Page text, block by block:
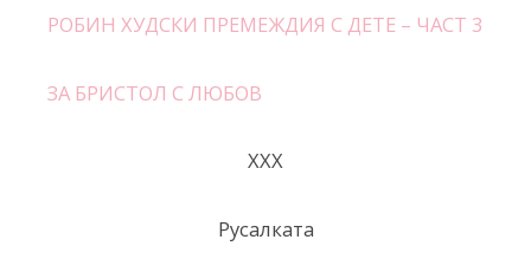
РОБИН ХУДСКИ ПРЕМЕЖДИЯ С ДЕТЕ – ЧАСТ 3
ЗА БРИСТОЛ С ЛЮБОВ
ХХХ
Русалката